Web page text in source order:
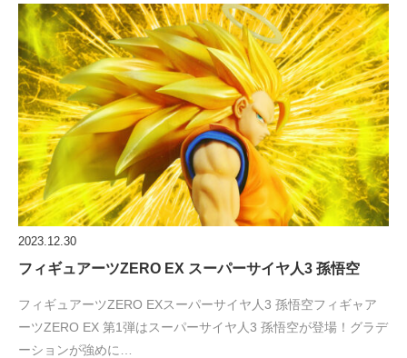
2023.12.30
フィギュアーツZERO EX スーパーサイヤ人3 孫悟空
フィギュアーツZERO EXスーパーサイヤ人3 孫悟空フィギャア
ーツZERO EX 第1弾はスーパーサイヤ人3 孫悟空が登場！グラデ
ーションが強めに…